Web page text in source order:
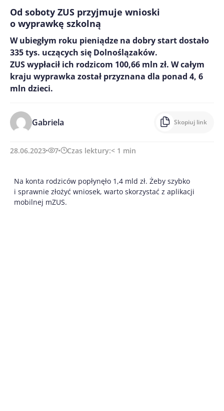
Od soboty ZUS przyjmuje wnioski
o wyprawkę szkolną
W ubiegłym roku pieniądze na dobry start dostało
335 tys. uczących się Dolnoślązaków.
ZUS wypłacił ich rodzicom 100,66 mln zł. W całym
kraju wyprawka został przyznana dla ponad 4, 6
mln dzieci.
Gabriela Skopiuj link
28.06.2023 7 Czas lektury:< 1 min
Na konta rodziców popłynęło 1,4 mld zł. Żeby szybko
i sprawnie złożyć wniosek, warto skorzystać z aplikacji
mobilnej mZUS.